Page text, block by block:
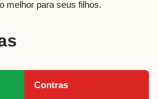
melhor para seus filhos.
Contras